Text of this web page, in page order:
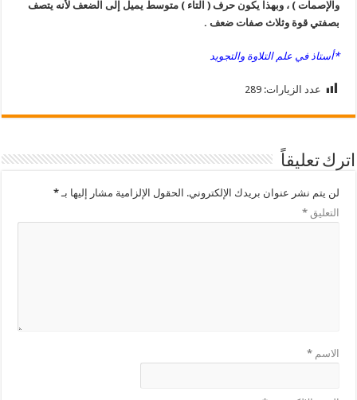
والإصمات ) ، وبهذا يكون حرف ( التاء ) متوسط يميل إلى الضعف لأنه يتصف
بصفتي قوة وثلاث صفات ضعف .
*أستاذ في علم التلاوة والتجويد
عدد الزيارات: 289
اترك تعليقاً
لن يتم نشر عنوان بريدك الإلكتروني. الحقول الإلزامية مشار إليها بـ*
التعليق*
الاسم*